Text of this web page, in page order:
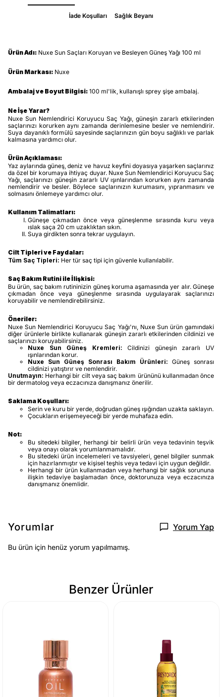
İade Koşulları Sağlık Beyanı
Ürün Adı: Nuxe Sun Saçları Koruyan ve Besleyen Güneş Yağı 100 ml
Ürün Markası: Nuxe
Ambalaj ve Boyut Bilgisi: 100 ml'lik, kullanışlı sprey şişe ambalaj.
Ne İşe Yarar?
Nuxe Sun Nemlendirici Koruyucu Saç Yağı, güneşin zararlı etkilerinden
saçlarınızı korurken aynı zamanda derinlemesine besler ve nemlendirir.
Suya dayanıklı formülü sayesinde saçlarınızın gün boyu sağlıklı ve parlak
kalmasına yardımcı olur.
Ürün Açıklaması:
Yaz aylarında güneş, deniz ve havuz keyfini doyasıya yaşarken saçlarınız
da özel bir korumaya ihtiyaç duyar. Nuxe Sun Nemlendirici Koruyucu Saç
Yağı, saçlarınızı güneşin zararlı UV ışınlarından korurken aynı zamanda
nemlendirir ve besler. Böylece saçlarınızın kurumasını, yıpranmasını ve
solmasını önlemeye yardımcı olur.
Kullanım Talimatları:
Güneşe çıkmadan önce veya güneşlenme sırasında kuru veya
ıslak saça 20 cm uzaklıktan sıkın.
Suya girdikten sonra tekrar uygulayın.
Cilt Tipleri ve Faydalar:
Tüm Saç Tipleri: Her tür saç tipi için güvenle kullanılabilir.
Saç Bakım Rutini ile İlişkisi:
Bu ürün, saç bakım rutininizin güneş koruma aşamasında yer alır. Güneşe
çıkmadan önce veya güneşlenme sırasında uygulayarak saçlarınızı
koruyabilir ve nemlendirebilirsiniz.
Öneriler:
Nuxe Sun Nemlendirici Koruyucu Saç Yağı'nı, Nuxe Sun ürün gamındaki
diğer ürünlerle birlikte kullanarak güneşin zararlı etkilerinden cildinizi ve
saçlarınızı koruyabilirsiniz.
Nuxe Sun Güneş Kremleri: Cildinizi güneşin zararlı UV
ışınlarından korur.
Nuxe Sun Güneş Sonrası Bakım Ürünleri: Güneş sonrası
cildinizi yatıştırır ve nemlendirir.
Unutmayın: Herhangi bir cilt veya saç bakım ürününü kullanmadan önce
bir dermatolog veya eczacınıza danışmanız önerilir.
Saklama Koşulları:
Serin ve kuru bir yerde, doğrudan güneş ışığından uzakta saklayın.
Çocukların erişemeyeceği bir yerde muhafaza edin.
Not:
Bu sitedeki bilgiler, herhangi bir belirli ürün veya tedavinin teşvik
veya onayı olarak yorumlanmamalıdır.
Bu sitedeki ürün incelemeleri ve tavsiyeleri, genel bilgiler sunmak
için hazırlanmıştır ve kişisel teşhis veya tedavi için uygun değildir.
Herhangi bir ürün kullanmadan veya herhangi bir sağlık sorununa
ilişkin tedaviye başlamadan önce, doktorunuza veya eczacınıza
danışmanız önemlidir.
Yorumlar Yorum Yap
Bu ürün için henüz yorum yapılmamış.
Benzer Ürünler